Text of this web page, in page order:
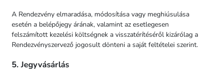
A Rendezvény elmaradása, módosítása vagy meghiúsulása
esetén a belépőjegy árának, valamint az esetlegesen
felszámított kezelési költségnek a visszatérítéséről kizárólag a
Rendezvényszervező jogosult dönteni a saját feltételei szerint.
5. Jegyvásárlás